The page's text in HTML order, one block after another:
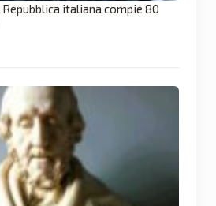
italiana compie 80